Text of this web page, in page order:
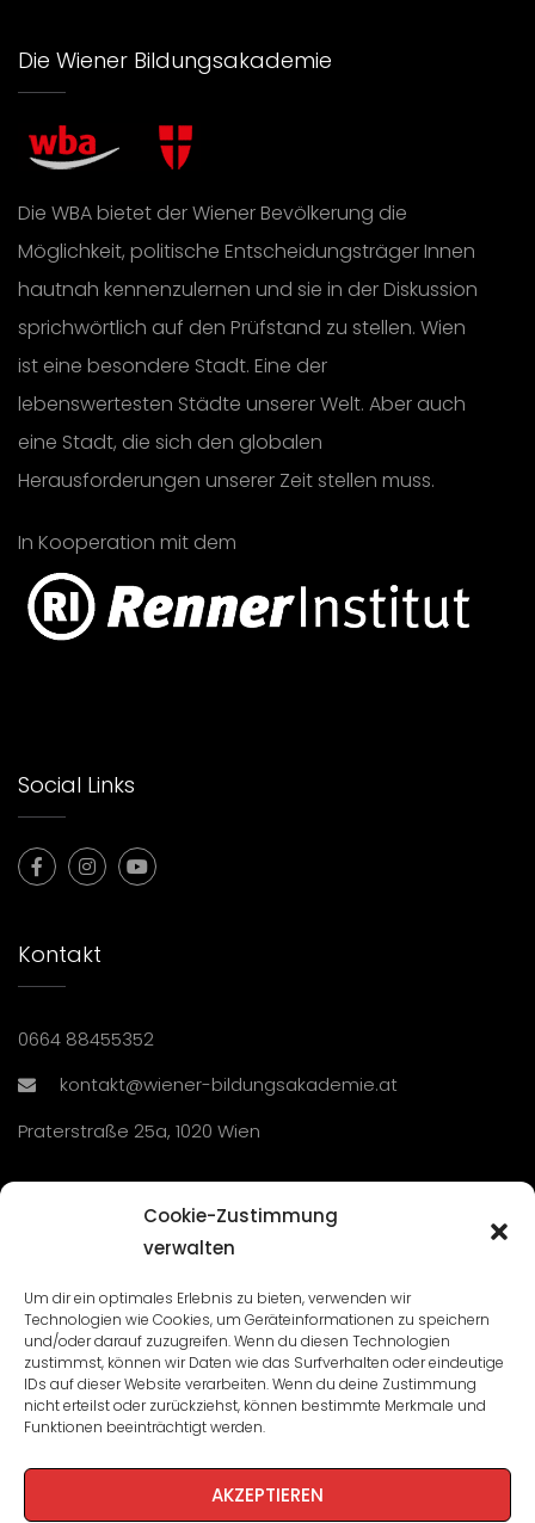
Cookie-Zustimmung
verwalten
Um dir ein optimales Erlebnis zu bieten, verwenden wir
Technologien wie Cookies, um Geräteinformationen zu speichern
und/oder darauf zuzugreifen. Wenn du diesen Technologien
zustimmst, können wir Daten wie das Surfverhalten oder eindeutige
IDs auf dieser Website verarbeiten. Wenn du deine Zustimmung
nicht erteilst oder zurückziehst, können bestimmte Merkmale und
Funktionen beeinträchtigt werden.
AKZEPTIEREN
Die Wiener Bildungsakademie
Die WBA bietet der Wiener Bevölkerung die
Möglichkeit, politische Entscheidungsträger Innen
hautnah kennenzulernen und sie in der Diskussion
sprichwörtlich auf den Prüfstand zu stellen. Wien
ist eine besondere Stadt. Eine der
lebenswertesten Städte unserer Welt. Aber auch
eine Stadt, die sich den globalen
Herausforderungen unserer Zeit stellen muss.
In Kooperation mit dem
Social Links
Kontakt
0664 88455352
kontakt@wiener-bildungsakademie.at
Praterstraße 25a, 1020 Wien
Seminare und Veranstaltungen
Lehrgänge
WBA: Direktion und Team
Impressum/Datenschutz
Cookie-Richtlinie